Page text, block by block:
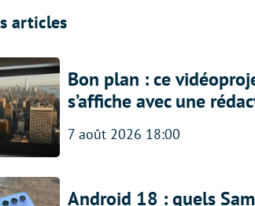
articles
Bon plan : ce
s’affiche avec une
7 août 2026 18:00
Android 18 : quels